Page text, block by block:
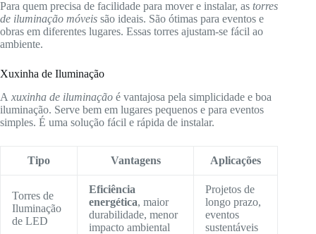
Para quem precisa de facilidade para mover e instalar, as torres
de iluminação móveis são ideais. São ótimas para eventos e
obras em diferentes lugares. Essas torres ajustam-se fácil ao
ambiente.
Xuxinha de Iluminação
A xuxinha de iluminação é vantajosa pela simplicidade e boa
iluminação. Serve bem em lugares pequenos e para eventos
simples. É uma solução fácil e rápida de instalar.
Tipo Vantagens Aplicações
Torres de
Iluminação
de LED
Eficiência
energética, maior
durabilidade, menor
impacto ambiental
Projetos de
longo prazo,
eventos
sustentáveis